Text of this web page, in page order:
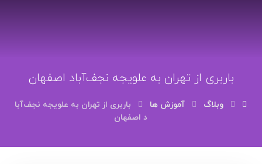
باربری از تهران به علویجه نجف‌آباد اصفهان
وبلاگ آموزش ها
باربری از تهران به علویجه نجف‌آبا
د اصفهان